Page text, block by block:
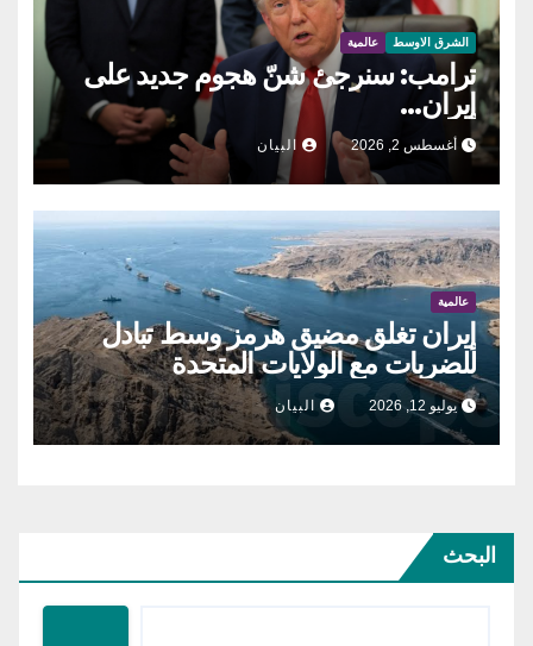
الشرق الاوسط عالمية
ترامب: سنرجئ شنّ هجوم جديد على
إيران…
أغسطس 2, 2026 البيان
عالمية
إيران تغلق مضيق هرمز وسط تبادل
للضربات مع الولايات المتحدة
يوليو 12, 2026 البيان
البحث